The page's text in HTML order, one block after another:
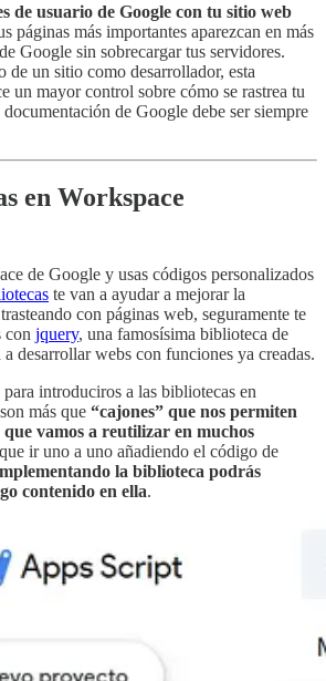
de usuario de Google con tu sitio web
páginas más importantes aparezcan en más
Google sin sobrecargar tus servidores.
de un sitio como desarrollador, esta
un mayor control sobre cómo se rastrea tu
de Google debe ser siempre
en Workspace
de Google y usas códigos personalizados
te van a ayudar a mejorar la
con páginas web, seguramente te
con jquery, una famosísima biblioteca de
desarrollar webs con funciones ya creadas.
introduciros a las bibliotecas en
más que “cajones” que nos permiten
vamos a reutilizar en muchos
ir uno a uno añadiendo el código de
la biblioteca podrás
contenido en ella.